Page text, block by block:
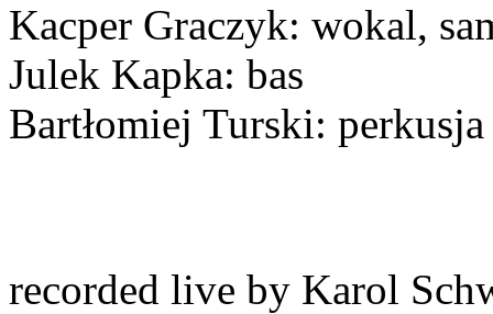
Kacper Graczyk: wokal,
Julek Kapka: bas
Bartłomiej Turski: perkusja
recorded live by Karol